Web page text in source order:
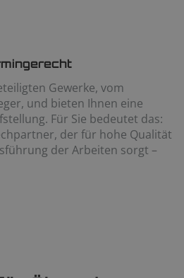
Gewerke, vom
und bieten Ihnen eine
Für Sie bedeutet das:
der für hohe Qualität
der Arbeiten sorgt –